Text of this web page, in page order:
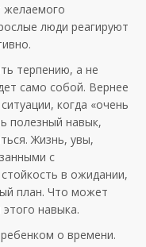
желаемого
люди реагируют
терпению, а не
само собой. Вернее
когда «очень
полезный навык,
Жизнь, увы,
с
в ожидании,
план. Что может
навыка.
о времени.